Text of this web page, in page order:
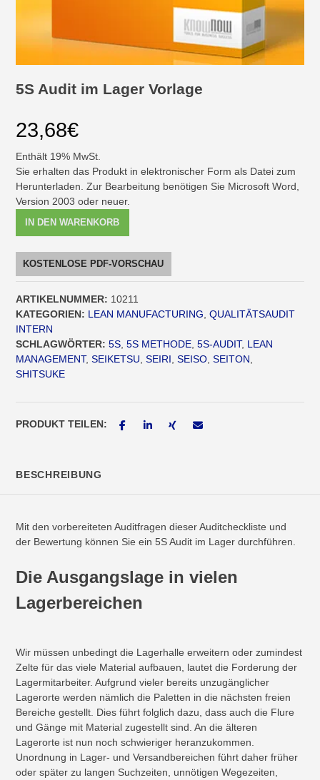
5S Audit im Lager Vorlage
23,68€
Enthält 19% MwSt.
Sie erhalten das Produkt in elektronischer Form als Datei zum
Herunterladen. Zur Bearbeitung benötigen Sie Microsoft Word,
Version 2003 oder neuer.
Lager
Vorlage
Menge
IN DEN WARENKORB
KOSTENLOSE PDF-VORSCHAU
ARTIKELNUMMER: 10211
KATEGORIEN: LEAN MANUFACTURING ,QUALITÄTSAUDIT
INTERN
SCHLAGWÖRTER: 5S ,5S METHODE ,5S-AUDIT, LEAN
MANAGEMENT,SEIKETSU ,SEIRI ,SEISO ,SEITON
SHITSUKE
PRODUKT TEILEN:
BESCHREIBUNG
Mit den vorbereiteten Auditfragen dieser Auditcheckliste und
der Bewertung können Sie ein 5S Audit im Lager durchführen.
Die Ausgangslage in vielen
Lagerbereichen
Wir müssen unbedingt die Lagerhalle erweitern oder zumindest
Zelte für das viele Material aufbauen, lautet die Forderung der
Lagermitarbeiter. Aufgrund vieler bereits unzugänglicher
Lagerorte werden nämlich die Paletten in die nächsten freien
Bereiche gestellt. Dies führt folglich dazu, dass auch die Flure
und Gänge mit Material zugestellt sind. An die älteren
Lagerorte ist nun noch schwieriger heranzukommen.
Unordnung in Lager- und Versandbereichen führt daher früher
oder später zu langen Suchzeiten, unnötigen Wegezeiten,